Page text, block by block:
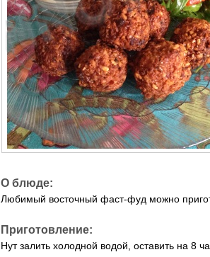
О блюде:
Любимый восточный фаст-фуд можно
Приготовление:
Нут залить холодной водой, оставить на 8